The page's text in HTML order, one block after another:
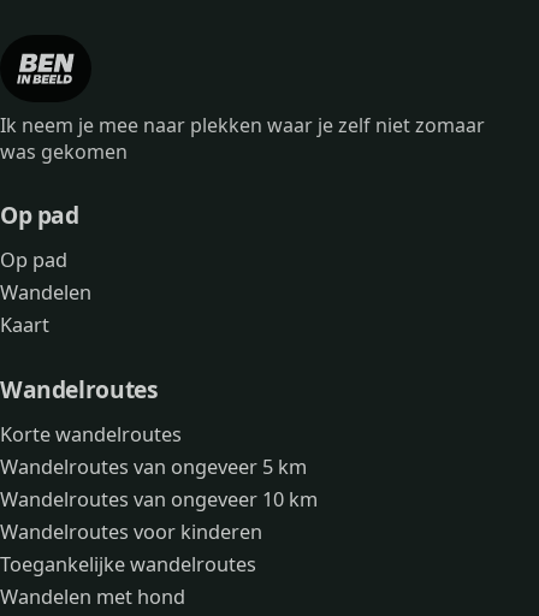
Ik neem je mee naar plekken waar je zelf niet zomaar
was gekomen
Op pad
Op pad
Wandelen
Kaart
Wandelroutes
Korte wandelroutes
Wandelroutes van ongeveer 5 km
Wandelroutes van ongeveer 10 km
Wandelroutes voor kinderen
Toegankelijke wandelroutes
Wandelen met hond